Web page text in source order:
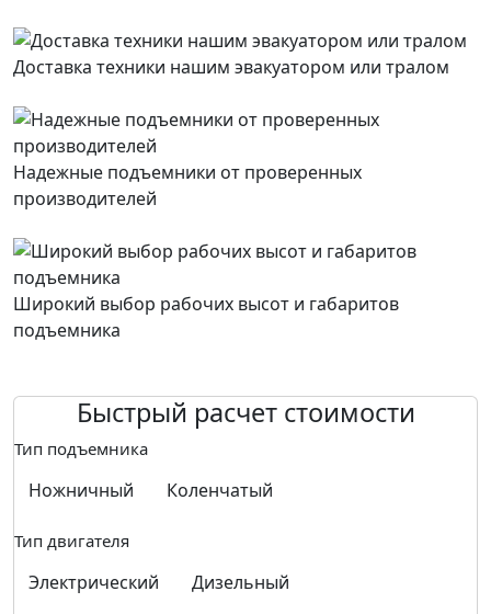
Доставка техники нашим эвакуатором или тралом
Надежные подъемники от проверенных
производителей
Широкий выбор рабочих высот и габаритов
подъемника
Быстрый расчет стоимости
Тип подъемника
Ножничный Коленчатый
Тип двигателя
Электрический Дизельный